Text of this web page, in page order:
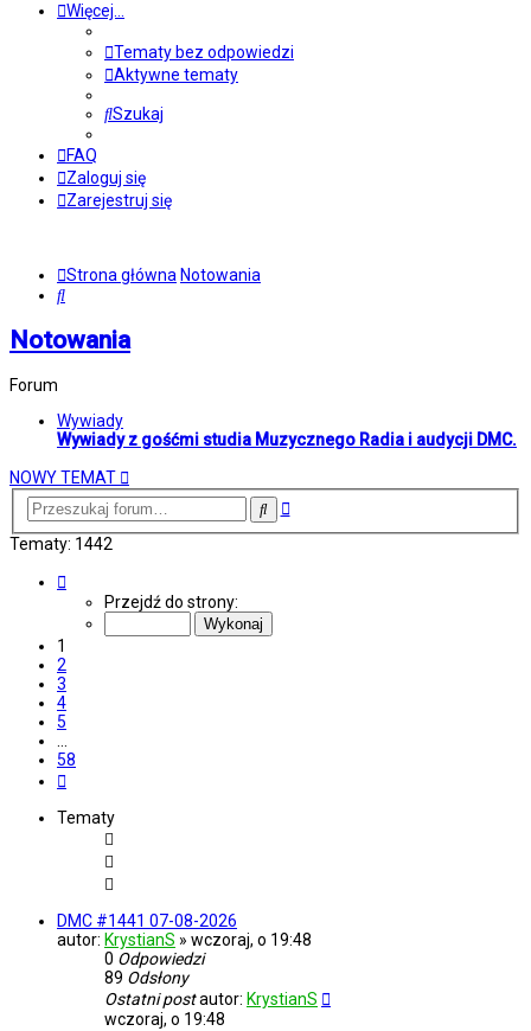
Więcej…
Tematy bez odpowiedzi
Aktywne tematy
Szukaj
FAQ
Zaloguj się
Zarejestruj się
Strona główna Notowania
Szukaj
Notowania
Forum
Wywiady
Wywiady z gośćmi studia Muzycznego Radia i audycji DMC.
NOWY TEMAT
SzukajWyszukiwanie
Tematy: 1442
Przejdź do strony:
1
2
3
4
5
…
58
Tematy
DMC #1441 07-08-2026
autor: KrystianS » wczoraj, o 19:48
0 Odpowiedzi
89 Odsłony
Ostatni postautor: KrystianS
wczoraj, o 19:48